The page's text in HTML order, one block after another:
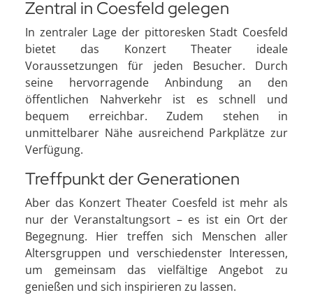
Zentral in Coesfeld gelegen
In zentraler Lage der pittoresken Stadt Coesfeld
bietet das Konzert Theater ideale
Voraussetzungen für jeden Besucher. Durch
seine hervorragende Anbindung an den
öffentlichen Nahverkehr ist es schnell und
bequem erreichbar. Zudem stehen in
unmittelbarer Nähe ausreichend Parkplätze zur
Verfügung.
Treffpunkt der Generationen
Aber das Konzert Theater Coesfeld ist mehr als
nur der Veranstaltungsort – es ist ein Ort der
Begegnung. Hier treffen sich Menschen aller
Altersgruppen und verschiedenster Interessen,
um gemeinsam das vielfältige Angebot zu
genießen und sich inspirieren zu lassen.